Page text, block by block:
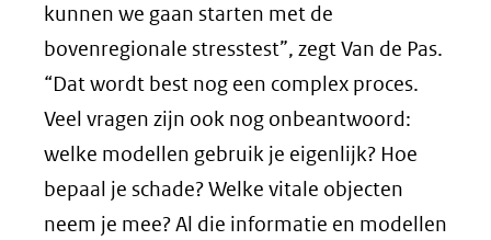
kunnen we gaan starten met de
bovenregionale stresstest”, zegt Van de Pas.
“Dat wordt best nog een complex proces.
Veel vragen zijn ook nog onbeantwoord:
welke modellen gebruik je eigenlijk? Hoe
bepaal je schade? Welke vitale objecten
neem je mee? Al die informatie en modellen